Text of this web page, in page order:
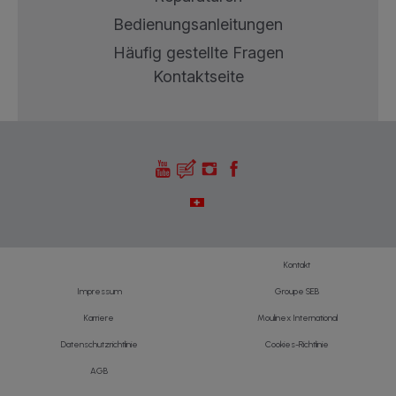
Bedienungsanleitungen
Häufig gestellte Fragen
Kontaktseite
Kontakt
Impressum Groupe SEB
Karriere Moulinex International
Datenschutzrichtlinie Cookies-Richtlinie
AGB